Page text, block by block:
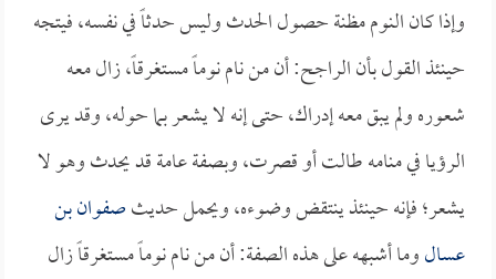
وإذا كان النوم مظنة حصول الحدث وليس حدثاً في نفسه، فيتجه
حينئذ القول بأن الراجح: أن من نام نوماً مستغرقاً، زال معه
شعوره ولم يبق معه إدراك، حتى إنه لا يشعر بما حوله، وقد يرى
الرؤيا في منامه طالت أو قصرت، وبصفة عامة قد يحدث وهو لا
يشعر؛ فإنه حينئذ ينتقض وضوءه، ويحمل حديثصفوان بن
عسالوما أشبهه على هذه الصفة: أن من نام نوماً مستغرقاً زال